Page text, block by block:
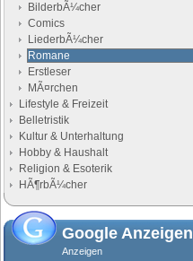
BilderbÃ¼cher
Comics
LiederbÃ¼cher
Romane
Erstleser
MÃ¤rchen
Lifestyle & Freizeit
Belletristik
Kultur & Unterhaltung
Hobby & Haushalt
Religion & Esoterik
HÃ¶rbÃ¼cher
Google Anzeigen
Anzeigen